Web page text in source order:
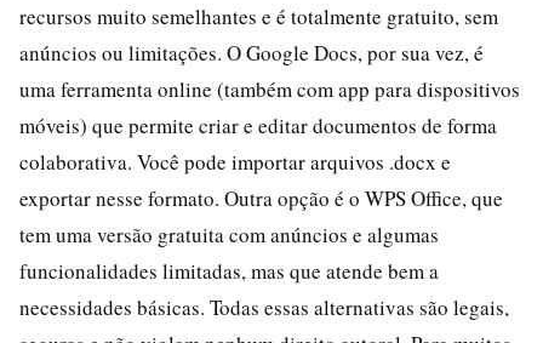
recursos muito semelhantes e é totalmente gratuito, sem
anúncios ou limitações. O Google Docs, por sua vez, é
uma ferramenta online (também com app para dispositivos
móveis) que permite criar e editar documentos de forma
colaborativa. Você pode importar arquivos .docx e
exportar nesse formato. Outra opção é o WPS Office, que
tem uma versão gratuita com anúncios e algumas
funcionalidades limitadas, mas que atende bem a
necessidades básicas. Todas essas alternativas são legais,